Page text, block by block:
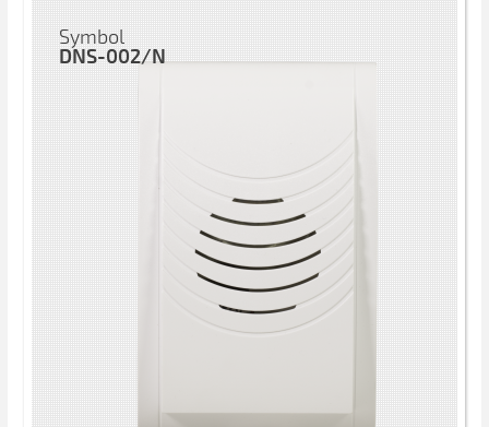
Symbol
DNS-002/N